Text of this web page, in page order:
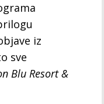
iz
sve
Blu Resort &